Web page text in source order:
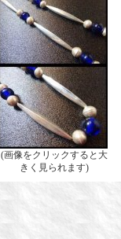
(画像をクリックすると大
きく見られます)